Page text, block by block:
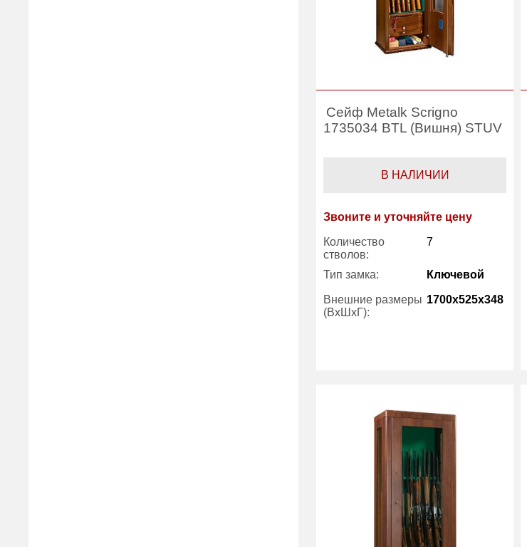
Сейф Metalk Scrigno
1735034 BTL (Вишня) STUV
В НАЛИЧИИ
Звоните и уточняйте цену
Количество
стволов:
7
Тип замка: Ключевой
Внешние размеры
(ВхШхГ):
1700x525x348